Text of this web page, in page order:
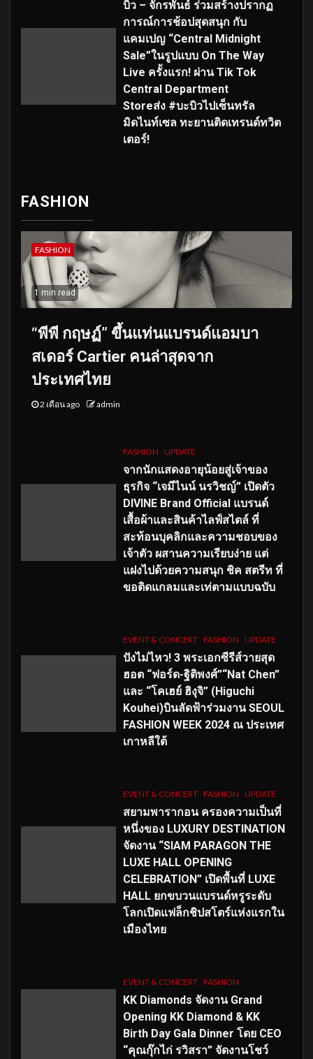
บิว – จักรพันธ์ ร่วมสร้างปรากฏ
การณ์การช้อปสุดสนุก กับ
แคมเปญ “Central Midnight
Sale”ในรูปแบบ On The Way
Live ครั้งแรก! ผ่าน Tik Tok
Central Department
Storeส่ง #บะบิวไปเซ็นทรัล
มิดไนท์เซล ทะยานติดเทรนด์ทวิต
เตอร์!
FASHION
FASHION
1 min read
“พีพี กฤษฏ์” ขึ้นแท่นแบรนด์แอมบา
สเดอร์ Cartier คนล่าสุดจาก
ประเทศไทย
2 เดือน ago admin
FASHION UPDATE
จากนักแสดงอายุน้อยสู่เจ้าของ
ธุรกิจ “เจมีไนน์ นรวิชญ์” เปิดตัว
DIVINE Brand Official แบรนด์
เสื้อผ้าและสินค้าไลฟ์สไตล์ ที่
สะท้อนบุคลิกและความชอบของ
เจ้าตัว ผสานความเรียบง่าย แต่
แฝงไปด้วยความสนุก ชิค สตรีท ที่
ขอติดแกลมและเท่ตามแบบฉบับ
EVENT & CONCERT FASHION UPDATE
ปังไม่ไหว! 3 พระเอกซีรีส์วายสุด
ฮอต “ฟอร์ด-ฐิติพงศ์”“Nat Chen”
และ “โคเฮย์ ฮิงุจิ” (Higuchi
Kouhei)บินลัดฟ้าร่วมงาน SEOUL
FASHION WEEK 2024 ณ ประเทศ
เกาหลีใต้
EVENT & CONCERT FASHION UPDATE
สยามพารากอน ครองความเป็นที่
หนึ่งของ LUXURY DESTINATION
จัดงาน “SIAM PARAGON THE
LUXE HALL OPENING
CELEBRATION” เปิดพื้นที่ LUXE
HALL ยกขบวนแบรนด์หรูระดับ
โลกเปิดแฟล็กชิปสโตร์แห่งแรกใน
เมืองไทย
EVENT & CONCERT FASHION
KK Diamonds จัดงาน Grand
Opening KK Diamond & KK
Birth Day Gala Dinner โดย CEO
“คุณกุ๊กไก่ รวิสรา” จัดงานโชว์